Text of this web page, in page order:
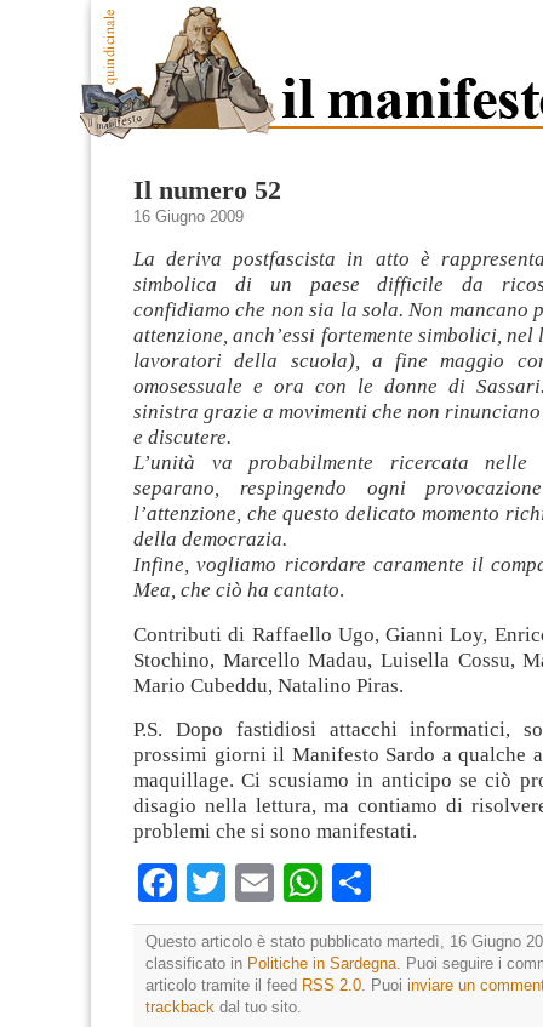
Il numero 52
16 Giugno 2009
La deriva postfascista in atto è
simbolica di un paese difficile da
confidiamo che non sia la sola. Non mancano
attenzione, anch’essi fortemente simbolici,
lavoratori della scuola), a fine maggio
omosessuale e ora con le donne di
sinistra grazie a movimenti che non
e discutere.
L’unità va probabilmente ricercata
separano, respingendo ogni
l’attenzione, che questo delicato momento
della democrazia.
Infine, vogliamo ricordare caramente il
Mea, che ciò ha cantato.
Contributi di Raffaello Ugo, Gianni Loy,
Stochino, Marcello Madau, Luisella Cossu,
Mario Cubeddu, Natalino Piras.
P.S. Dopo fastidiosi attacchi informatici,
prossimi giorni il Manifesto Sardo a qualche
maquillage. Ci scusiamo in anticipo se ciò
disagio nella lettura, ma contiamo di
problemi che si sono manifestati.
Facebook
TwitterEmailWhatsApp
Questo articolo è stato pubblicato martedì, 16 Giugno
classificato in Politiche in Sardegna. Puoi seguire i
articolo tramite il feed RSS 2.0. Puoi inviare un
trackback dal tuo sito.